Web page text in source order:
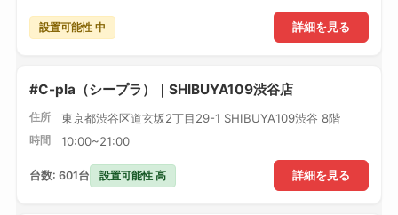
詳細を見る
設置可能性 中
#C-pla（シープラ）｜SHIBUYA109渋谷店
住所 東京都渋谷区道玄坂2丁目29-1 SHIBUYA109渋谷 8階
時間 10:00~21:00
詳細を見る
台数: 601台 設置可能性 高